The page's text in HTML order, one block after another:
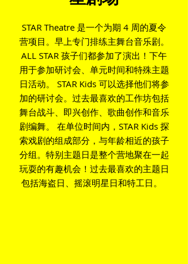
STAR Theatre 是一个为期 4 周的夏令
营项目。早上专门排练主舞台音乐剧。
ALL STAR 孩子们都参加了演出！下午
用于参加研讨会、单元时间和特殊主题
日活动。 STAR Kids 可以选择他们将参
加的研讨会。过去最喜欢的工作坊包括
舞台战斗、即兴创作、歌曲创作和音乐
剧编舞。
在单位时间内，STAR Kids 探
索戏剧的组成部分，与年龄相近的孩子
分组。特别主题日是整个营地聚在一起
玩耍的有趣机会！过去最喜欢的主题日
包括海盗日、摇滚明星日和特工日。